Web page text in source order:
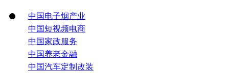
中国电子烟产业
中国短视频电商
中国家政服务
中国养老金融
中国汽车定制改装